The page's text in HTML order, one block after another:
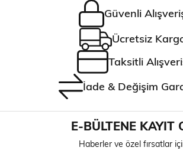
Güvenli
Ücretsiz
Taksitli
İade & Değişim
E-BÜLTENE KAYIT
Haberler ve özel fırsatlar